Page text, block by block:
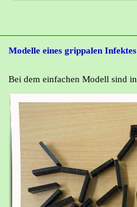
Modelle eines grippalen Infektes
Bei dem einfachen Modell sind